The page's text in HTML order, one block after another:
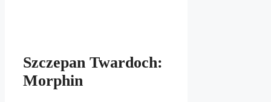
Szc­ze­pan Twar­doch:
Mor­phin